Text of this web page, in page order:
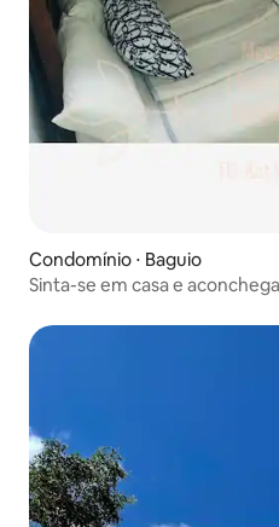
Condomínio ⋅ Baguio
Sinta-se em casa e